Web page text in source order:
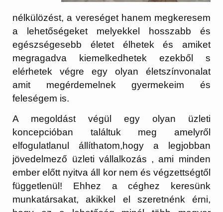
nélkülözést, a vereséget hanem megkeresem
a lehetőségeket melyekkel hosszabb és
egészségesebb életet élhetek és amiket
megragadva kiemelkedhetek ezekből s
elérhetek végre egy olyan életszínvonalat
amit megérdemelnek gyermekeim és
feleségem is.
A megoldást végül egy olyan üzleti
koncepcióban találtuk meg amelyről
elfogulatlanul állíthatom,hogy a legjobban
jövedelmező üzleti vállalkozás , ami minden
ember előtt nyitva áll kor nem és végzettségtől
függetlenül! Ehhez a céghez keresünk
munkatársakat, akikkel el szeretnénk érni,